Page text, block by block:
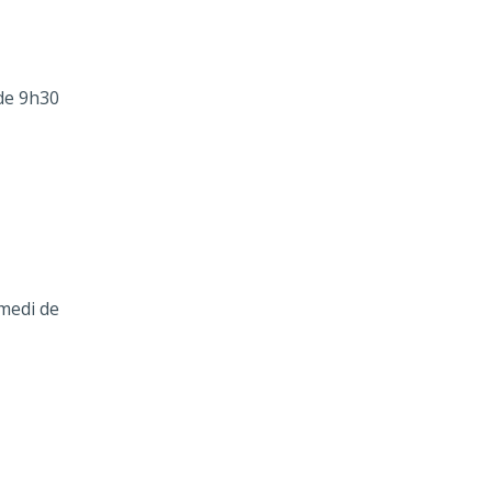
9h30
de